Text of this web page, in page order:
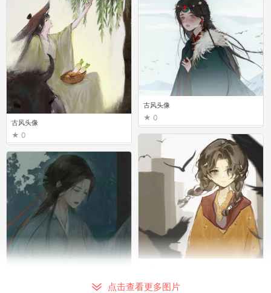
点击查看更多图片
古风头像
0
古风头像
0